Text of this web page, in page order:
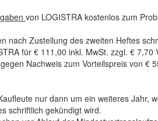
von LOGISTRA kostenlos zum
nach Zustellung des zweiten Heftes
für € 111,00 inkl. MwSt. zzgl. € 7,70
Nachweis zum Vorteilspreis von €
nur dann um ein weiteres Jahr,
schriftlich gekündigt wird.